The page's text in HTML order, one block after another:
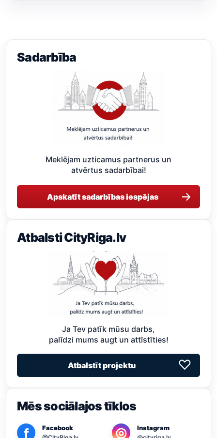
Sadarbība
Meklējam uzticamus partnerus un
atvērtus sadarbībai!
Apskatīt sadarbības iespējas →
Atbalsti CityRiga.lv
Ja Tev patīk mūsu darbs,
palīdzi mums augt un attīstīties!
Atbalstīt projektu ♡
Mēs sociālajos tīklos
f Facebook ◎ Instagram